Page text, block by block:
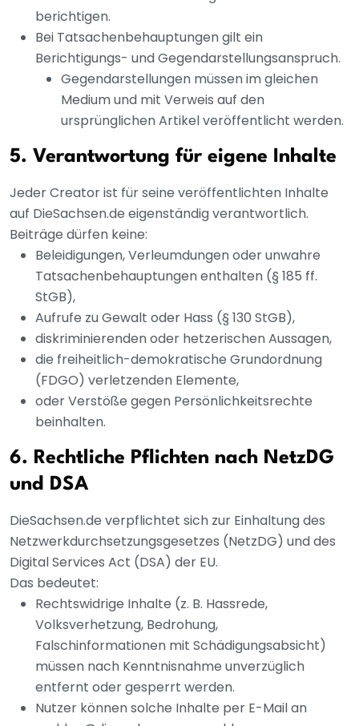
berichtigen.
Bei Tatsachenbehauptungen gilt ein
Berichtigungs- und Gegendarstellungsanspruch.
Gegendarstellungen müssen im gleichen
Medium und mit Verweis auf den
ursprünglichen Artikel veröffentlicht werden.
5. Verantwortung für eigene Inhalte
Jeder Creator ist für seine veröffentlichten Inhalte
auf DieSachsen.de eigenständig verantwortlich.
Beiträge dürfen keine:
Beleidigungen, Verleumdungen oder unwahre
Tatsachenbehauptungen enthalten (§ 185 ff.
StGB),
Aufrufe zu Gewalt oder Hass (§ 130 StGB),
diskriminierenden oder hetzerischen Aussagen,
die freiheitlich-demokratische Grundordnung
(FDGO) verletzenden Elemente,
oder Verstöße gegen Persönlichkeitsrechte
beinhalten.
6. Rechtliche Pflichten nach NetzDG
und DSA
DieSachsen.de verpflichtet sich zur Einhaltung des
Netzwerkdurchsetzungsgesetzes (NetzDG) und des
Digital Services Act (DSA) der EU.
Das bedeutet:
Rechtswidrige Inhalte (z. B. Hassrede,
Volksverhetzung, Bedrohung,
Falschinformationen mit Schädigungsabsicht)
müssen nach Kenntnisnahme unverzüglich
entfernt oder gesperrt werden.
Nutzer können solche Inhalte per E-Mail an